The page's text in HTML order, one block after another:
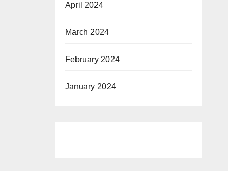
April 2024
March 2024
February 2024
January 2024